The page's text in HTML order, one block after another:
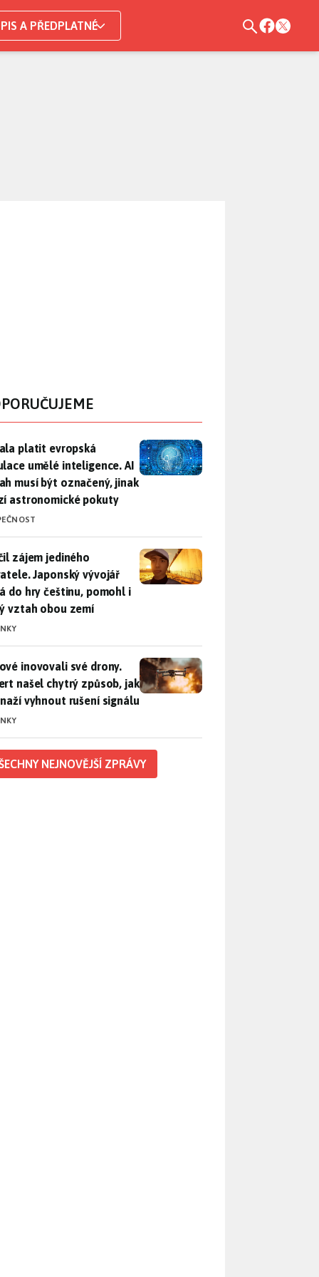
A PŘEDPLATNÉ
platit evropská regulace umělé inteligence. AI obsah
platit evropská
umělé inteligence. AI
musí být označený, jinak
astronomické pokuty
zájem jediného uživatele. Japonský vývojář přidá do hry
zájem jediného
Japonský vývojář
do hry češtinu, pomohl i
vztah obou zemí
inovovali své drony. Expert našel chytrý způsob, jak se
inovovali své drony.
našel chytrý způsob, jak
vyhnout rušení signálu
NEJNOVĚJŠÍ ZPRÁVY